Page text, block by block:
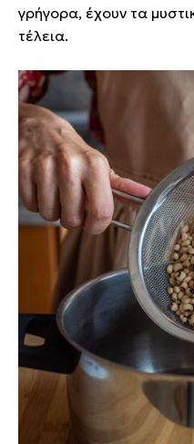
γρήγορα, έχουν τα
τέλεια.